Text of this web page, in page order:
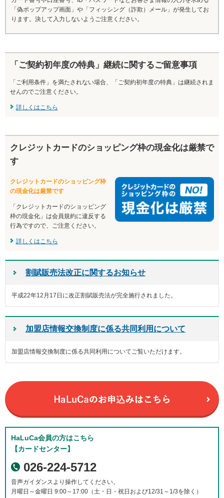
「偽ポップアップ画面」や「フィッシング（詐欺）メール」が発生してお
ります。決して入力しないようご注意ください。
「ご契約初年度の特典」継続に関するご留意事項
「ご利用条件」を満たされない場合、「ご契約初年度の特典」は継続されま
せんのでご注意ください。
詳しくはこちら
クレジットカードのショッピング枠の現金化は厳禁で
す
クレジットカードのショッピング枠
の現金化は厳禁です
「クレジットカードのショッピング
枠の現金化」は会員規約に違反する
行為ですので、ご注意ください。
詳しくはこちら
割賦販売法改正に関するお知らせ
平成22年12月17日に改正割賦販売法が完全施行されました。
加盟店情報交換制度に係る共同利用について
加盟店情報交換制度に係る共同利用についてご覧いただけます。
HaLuCa会員の方はこちら
【カードセンター】
026-224-5712
音声ガイダンスより操作してください。
月曜日～金曜日 9:00～17:00（土・日・祝日および12/31～1/3を除く）